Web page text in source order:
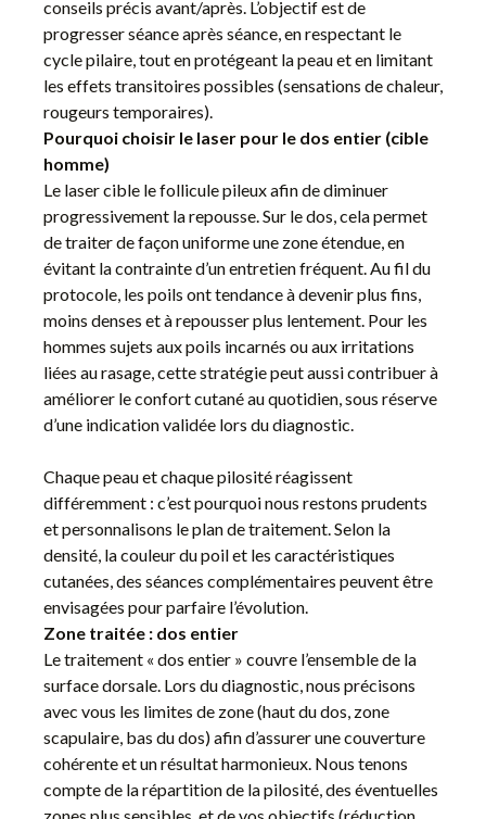
conseils précis avant/après. L’objectif est de
progresser séance après séance, en respectant le
cycle pilaire, tout en protégeant la peau et en limitant
les effets transitoires possibles (sensations de chaleur,
rougeurs temporaires).
Pourquoi choisir le laser pour le dos entier (cible
homme)
Le laser cible le follicule pileux afin de diminuer
progressivement la repousse. Sur le dos, cela permet
de traiter de façon uniforme une zone étendue, en
évitant la contrainte d’un entretien fréquent. Au fil du
protocole, les poils ont tendance à devenir plus fins,
moins denses et à repousser plus lentement. Pour les
hommes sujets aux poils incarnés ou aux irritations
liées au rasage, cette stratégie peut aussi contribuer à
améliorer le confort cutané au quotidien, sous réserve
d’une indication validée lors du diagnostic.
Chaque peau et chaque pilosité réagissent
différemment : c’est pourquoi nous restons prudents
et personnalisons le plan de traitement. Selon la
densité, la couleur du poil et les caractéristiques
cutanées, des séances complémentaires peuvent être
envisagées pour parfaire l’évolution.
Zone traitée : dos entier
Le traitement « dos entier » couvre l’ensemble de la
surface dorsale. Lors du diagnostic, nous précisons
avec vous les limites de zone (haut du dos, zone
scapulaire, bas du dos) afin d’assurer une couverture
cohérente et un résultat harmonieux. Nous tenons
compte de la répartition de la pilosité, des éventuelles